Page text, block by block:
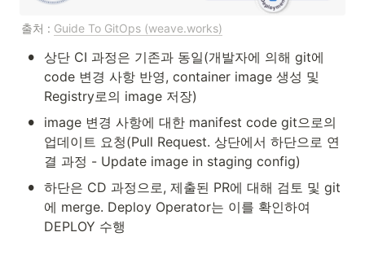
출처 : Guide To GitOps (weave.works)
•
상단 CI 과정은 기존과 동일(개발자에 의해 git에
code 변경 사항 반영, container image 생성 및
Registry로의 image 저장)
•
image 변경 사항에 대한 manifest code git으로의
업데이트 요청(Pull Request. 상단에서 하단으로 연
결 과정 - Update image in staging config)
• 하단은 CD 과정으로, 제출된 PR에 대해 검토 및 git
에 merge. Deploy Operator는 이를 확인하여
DEPLOY 수행